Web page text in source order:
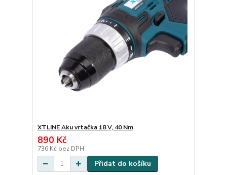
XTLINE Aku vrtačka 18 V, 40 Nm
890 Kč
736 Kč bez DPH
Přidat do košíku